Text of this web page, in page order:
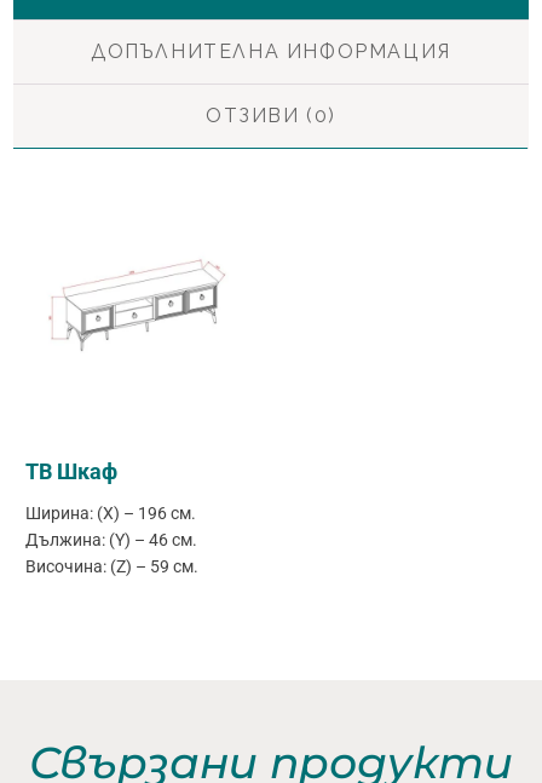
ДОПЪЛНИТЕЛНА ИНФОРМАЦИЯ
ОТЗИВИ (0)
ТВ Шкаф
Ширина: (X) – 196 см.
Дължина: (Y) – 46 см.
Височина: (Z) – 59 см.
Свързани продукти